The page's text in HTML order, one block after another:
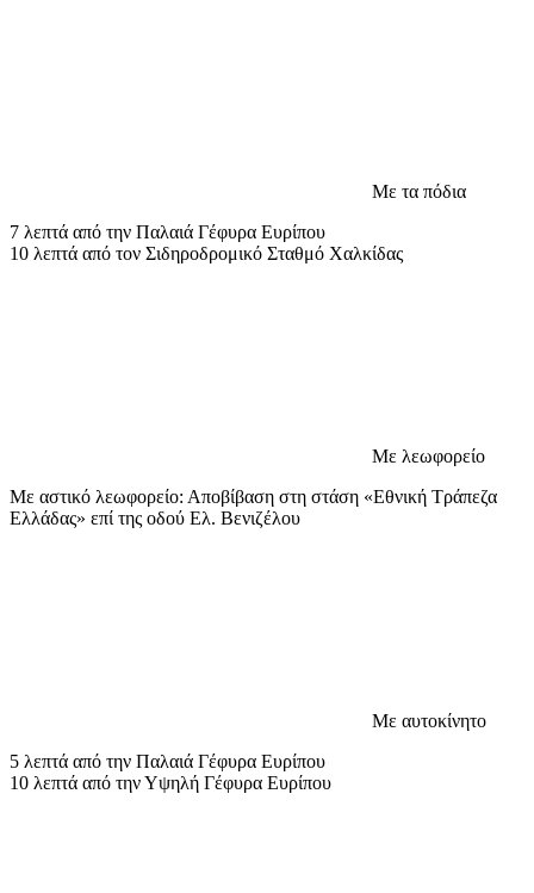
Με τα πόδια
7 λεπτά από την Παλαιά Γέφυρα Ευρίπου
10 λεπτά από τον Σιδηροδρομικό Σταθμό Χαλκίδας
Με λεωφορείο
Με αστικό λεωφορείο: Αποβίβαση στη στάση «Εθνική Τράπεζα
Ελλάδας» επί της οδού Ελ. Βενιζέλου
Με αυτοκίνητο
5 λεπτά από την Παλαιά Γέφυρα Ευρίπου
10 λεπτά από την Υψηλή Γέφυρα Ευρίπου